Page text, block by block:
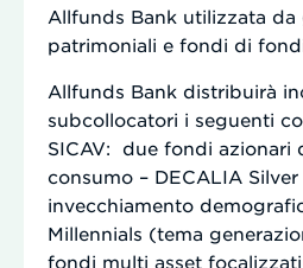
Allfunds Bank utilizzata da
patrimoniali e fondi di
Allfunds Bank distribuirà
subcollocatori i seguenti
SICAV: due fondi azionari
consumo – DECALIA
invecchiamento
Millennials (tema
fondi multi asset